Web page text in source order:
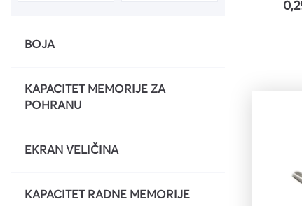
Tiskanice
BOJA
KAPACITET MEMORIJE ZA
POHRANU
EKRAN VELIČINA
KAPACITET RADNE MEMORIJE